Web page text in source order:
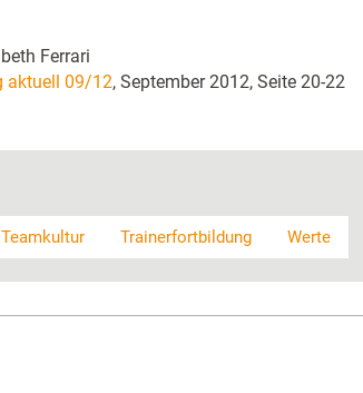
Ferrari
aktuell 09/12, September 2012, Seite 20-22
Teamkultur Trainerfortbildung Werte